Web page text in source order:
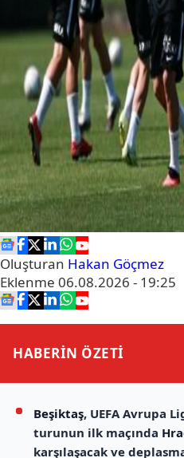
Oluşturan Hakan Göçmez
Eklenme 06.08.2026 - 19:25
HABERİN ÖZETİ
Beşiktaş, UEFA Avrupa
turunun ilk maçında
karşılaşacak ve